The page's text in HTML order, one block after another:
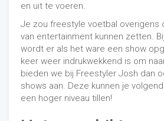
en uit te voeren.
Je zou freestyle voetbal overigens
van entertainment kunnen zetten.
wordt er als het ware een show
keer weer indrukwekkend is om
bieden we bij Freestyler Josh dan
shows aan. Deze kunnen je
een hoger niveau tillen!